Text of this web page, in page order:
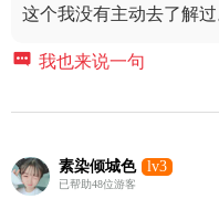
这个我没有主动去了解过
 我也来说一句
素染倾城色 lv3
已帮助48位游客